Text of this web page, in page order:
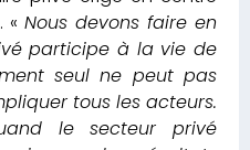
« Nous devons faire en
participe à la vie de
seul ne peut pas
tous les acteurs.
le secteur privé